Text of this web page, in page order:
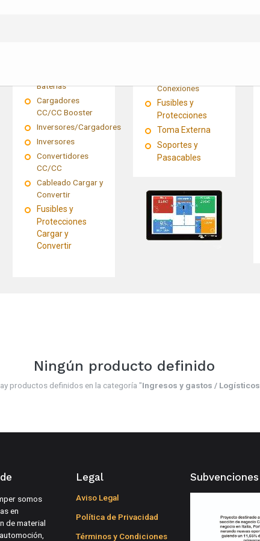
Baterías
Cargadores
CC/CC Booster
Inversores/Cargadores
Inversores
Convertidores
CC/CC
Cableado Cargar y
Convertir
Fusibles y
Protecciones
Cargar y
Convertir
Conexiones
Fusibles y
Protecciones
Toma Externa
Soportes y
Pasacables
Ningún producto definido
productos definidos en la categoría "Ingresos y gastos / Logísticos
somos
en
de material
Legal
Aviso Legal
Política de Privacidad
Términos y Condiciones
Subvenciones